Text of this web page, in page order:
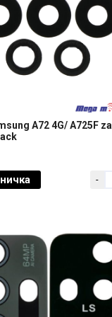
A72 4G/ A725F za
A72 4G/ A725F za
-